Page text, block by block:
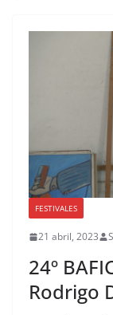
FESTIVALES
21 abril, 2023
24º
Rodrigo